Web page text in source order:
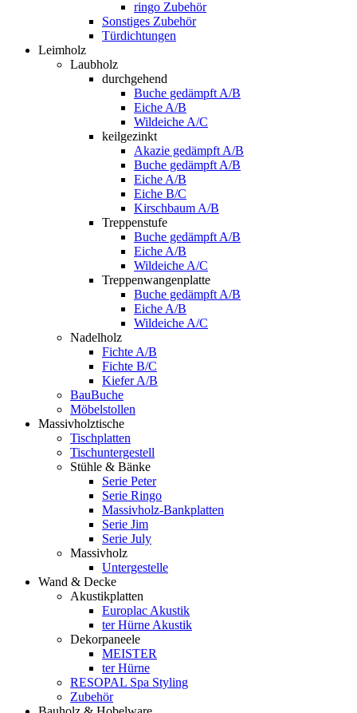
ringo Zubehör
Sonstiges Zubehör
Türdichtungen
Leimholz
Laubholz
durchgehend
Buche gedämpft A/B
Eiche A/B
Wildeiche A/C
keilgezinkt
Akazie gedämpft A/B
Buche gedämpft A/B
Eiche A/B
Eiche B/C
Kirschbaum A/B
Treppenstufe
Buche gedämpft A/B
Eiche A/B
Wildeiche A/C
Treppenwangenplatte
Buche gedämpft A/B
Eiche A/B
Wildeiche A/C
Nadelholz
Fichte A/B
Fichte B/C
Kiefer A/B
BauBuche
Möbelstollen
Massivholztische
Tischplatten
Tischuntergestell
Stühle & Bänke
Serie Peter
Serie Ringo
Massivholz-Bankplatten
Serie Jim
Serie July
Massivholz
Untergestelle
Wand & Decke
Akustikplatten
Europlac Akustik
ter Hürne Akustik
Dekorpaneele
MEISTER
ter Hürne
RESOPAL Spa Styling
Zubehör